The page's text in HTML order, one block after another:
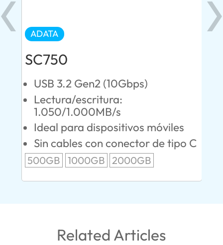
ADATA
SC750
USB 3.2 Gen2 (10Gbps)
Lectura/escritura:
1.050/1.000MB/s
Ideal para dispositivos móviles
Sin cables con conector de tipo C
500GB 1000GB 2000GB
Related Articles